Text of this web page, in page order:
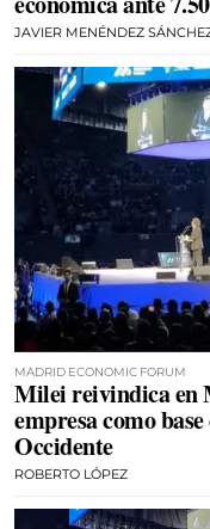
JAVIER MENÉNDEZ
MADRID ECONOMIC FORUM
Milei reivindica en
empresa como
Occidente
ROBERTO LÓPEZ